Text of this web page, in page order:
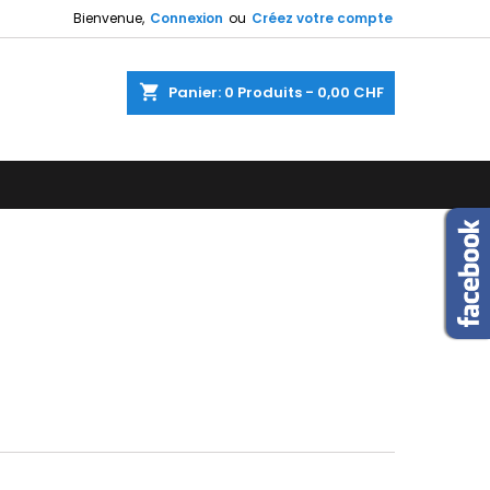
Bienvenue, Connexion ou Créez votre compte
shopping_cart Panier: 0 Produits - 0,00 CHF